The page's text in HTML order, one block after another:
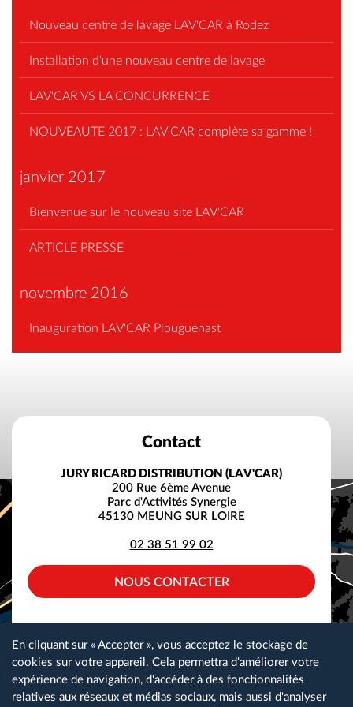
Nouveau centre de lavage LAV'CAR à Rodez
Installation d'une nouveau centre de lavage
LAV'CAR VS LA CONCURRENCE
NOUVEAUTE 2017 : LAV'CAR complète sa gamme !
janvier 2017
Bienvenue sur le nouveau site LAV'CAR
ARTICLE PRESSE
novembre 2016
Inauguration LAV'CAR Plouguenast
Contact
JURY RICARD DISTRIBUTION (LAV'CAR)
200 Rue 6ème Avenue
Parc d'Activités Synergie
45130 MEUNG SUR LOIRE
02 38 51 99 02
NOUS CONTACTER
Plan du site Gestion des cookies Nos partenaires
En cliquant sur « Accepter », vous acceptez le stockage de
cookies sur votre appareil. Cela permettra d'améliorer votre
expérience de navigation, d'accéder à des fonctionnalités
relatives aux réseaux et médias sociaux, mais aussi d'analyser